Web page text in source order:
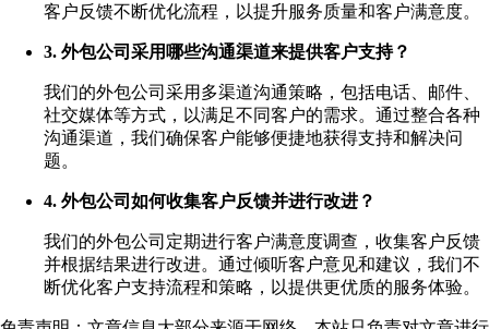
客户反馈不断优化流程，以提升服务质量和客户满意度。
3. 外包公司采用哪些沟通渠道来提供客户支持？
我们的外包公司采用多渠道沟通策略，包括电话、邮件、
社交媒体等方式，以满足不同客户的需求。通过整合各种
沟通渠道，我们确保客户能够便捷地获得支持和解决问
题。
4. 外包公司如何收集客户反馈并进行改进？
我们的外包公司定期进行客户满意度调查，收集客户反馈
并根据结果进行改进。通过倾听客户意见和建议，我们不
断优化客户支持流程和策略，以提供更优质的服务体验。